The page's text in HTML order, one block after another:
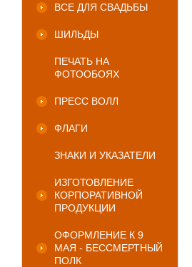
ВСЕ ДЛЯ СВАДЬБЫ
ШИЛЬДЫ
ПЕЧАТЬ НА
ФОТООБОЯХ
ПРЕСС ВОЛЛ
ФЛАГИ
ЗНАКИ И УКАЗАТЕЛИ
ИЗГОТОВЛЕНИЕ
КОРПОРАТИВНОЙ
ПРОДУКЦИИ
ОФОРМЛЕНИЕ К 9
МАЯ - БЕССМЕРТНЫЙ
ПОЛК